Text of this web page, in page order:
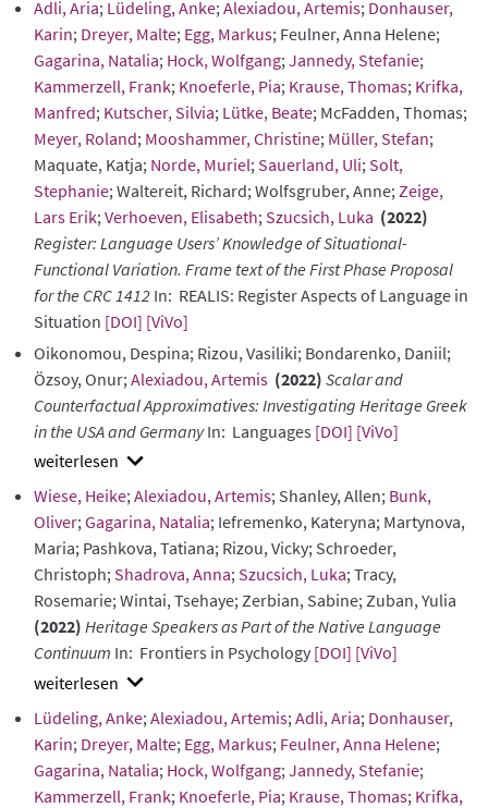
Adli, Aria; Lüdeling, Anke; Alexiadou, Artemis; Donhauser,
Karin; Dreyer, Malte; Egg, Markus; Feulner, Anna Helene;
Gagarina, Natalia; Hock, Wolfgang; Jannedy, Stefanie;
Kammerzell, Frank; Knoeferle, Pia; Krause, Thomas; Krifka,
Manfred; Kutscher, Silvia; Lütke, Beate; McFadden, Thomas;
Meyer, Roland; Mooshammer, Christine; Müller, Stefan;
Maquate, Katja; Norde, Muriel; Sauerland, Uli; Solt,
Stephanie; Waltereit, Richard; Wolfsgruber, Anne; Zeige,
Lars Erik; Verhoeven, Elisabeth; Szucsich, Luka (2022)
Register: Language Users’ Knowledge of Situational-
Functional Variation. Frame text of the First Phase Proposal
for the CRC 1412 In: REALIS: Register Aspects of Language in
Situation [DOI] [ViVo]
Oikonomou, Despina; Rizou, Vasiliki; Bondarenko, Daniil;
Özsoy, Onur; Alexiadou, Artemis (2022) Scalar and
Counterfactual Approximatives: Investigating Heritage Greek
in the USA and GermanyIn: Languages [DOI] [ViVo]
show
abstract
Wiese, Heike;Alexiadou, Artemis; Shanley, Allen; Bunk,
Oliver;Gagarina, Natalia; Iefremenko, Kateryna; Martynova,
Maria; Pashkova, Tatiana; Rizou, Vicky; Schroeder,
Christoph; Shadrova, Anna; Szucsich, Luka; Tracy,
Rosemarie; Wintai, Tsehaye; Zerbian, Sabine; Zuban, Yulia
(2022) Heritage Speakers as Part of the Native Language
Continuum In: Frontiers in Psychology [DOI] [ViVo]
show
abstract
Lüdeling, Anke; Alexiadou, Artemis; Adli, Aria; Donhauser,
Karin; Dreyer, Malte; Egg, Markus; Feulner, Anna Helene;
Gagarina, Natalia; Hock, Wolfgang; Jannedy, Stefanie;
Kammerzell, Frank; Knoeferle, Pia; Krause, Thomas; Krifka,